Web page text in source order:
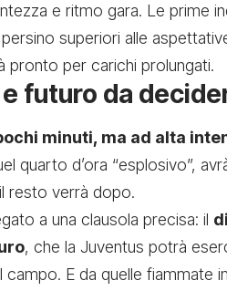
e ritmo gara. Le prime
superiori alle
pronto per carichi prolungati.
futuro da
minuti, ma ad alta
quarto d’ora “esplosivo”,
resto verrà dopo.
a una clausola precisa: il
, che la Juventus potrà
campo. E da quelle fiammate